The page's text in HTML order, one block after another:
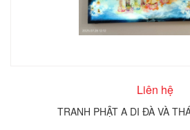
Liên hệ
TRANH PHẬT A DI ĐÀ VÀ